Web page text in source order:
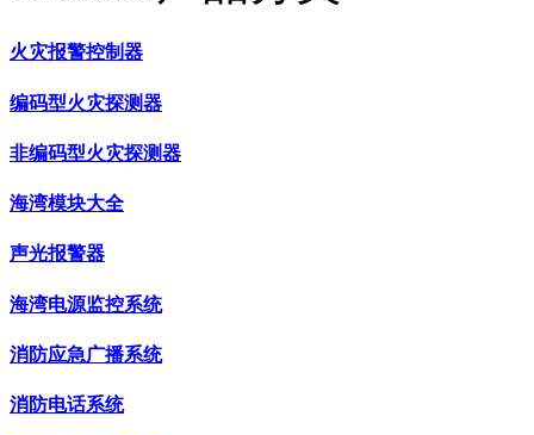
火灾报警控制器
编码型火灾探测器
非编码型火灾探测器
海湾模块大全
声光报警器
海湾电源监控系统
消防应急广播系统
消防电话系统